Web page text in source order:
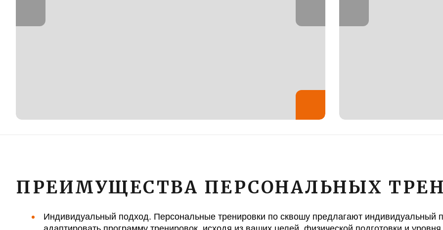
ПРЕИМУЩЕСТВА ПЕРСОНАЛЬНЫХ
Индивидуальный подход. Персональные тренировки по сквошу предлагают индивидуальный